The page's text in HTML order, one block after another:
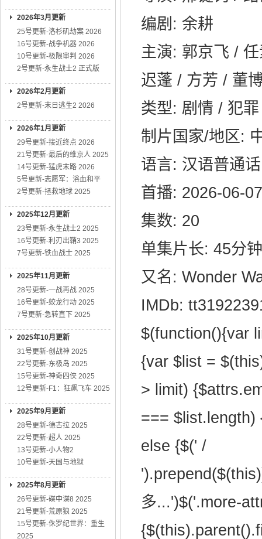
2026年3月更新
25号更新-洛杉矶劫案 2026
16号更新-战争机器 2026
10号更新-极限审判 2026
2号更新-永生战士2 正式版
2026年2月更新
2号更新-末日逃生2 2026
2026年1月更新
29号更新-接近终点 2026
21号更新-最后的维京人 2025
14号更新-猛虎末路 2026
5号更新-志愿军：浴血和平
2号更新-拯救地球 2025
2025年12月更新
23号更新-永生战士2 2025
16号更新-利刃出鞘3 2025
7号更新-铁血战士 2025
2025年11月更新
28号更新-一战再战 2025
16号更新-蛟龙行动 2025
7号更新-急转直下 2025
2025年10月更新
31号更新-创战神 2025
22号更新-东极岛 2025
15号更新-神奇四侠 2025
12号更新-F1：狂飙飞车 2025
2025年9月更新
28号更新-德古拉 2025
22号更新-超人 2025
13号更新-小人物2
10号更新-天国与地狱
2025年8月更新
26号更新-碟中谍8 2025
21号更新-荒原狼 2025
15号更新-侏罗纪世界：重生
2025
编剧: 余耕
主演: 郭京飞 /
迟蓬 / 方芳 / 董
类型: 剧情 / 犯罪
制片国家/地区:
语言: 汉语普通话
首播: 2026-06-
集数: 20
单集片长: 45分钟
又名: Wonder
IMDb:
$(function(){var
{var $list =
> limit)
=== $list.length)
else {$(' /
多...')$('.more-